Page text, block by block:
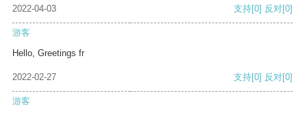
2022-04-03 支持[0] 反对[0]
游客
Hello, Greetings fr
2022-02-27 支持[0] 反对[0]
游客